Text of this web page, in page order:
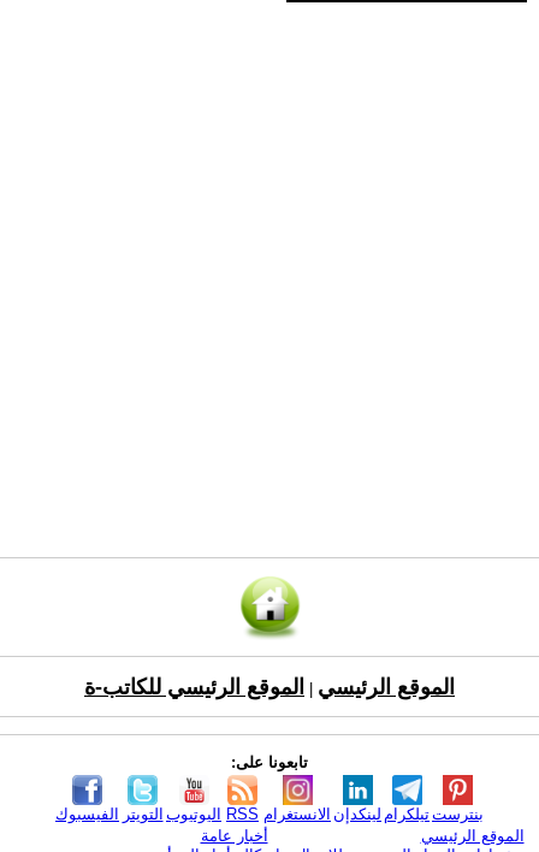
الموقع الرئيسي الموقع الرئيسي للكاتب-ة
تابعونا على:
الفيسبوك التويتر اليوتيوب RSS الانستغرام لينكدإن تيلكرامبنترست
الموقع الرئيسي
أخبار عامة